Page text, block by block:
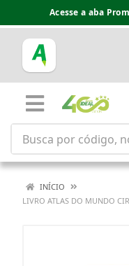
Acesse a aba
INÍCIO
LIVRO ATLAS DO MUNDO